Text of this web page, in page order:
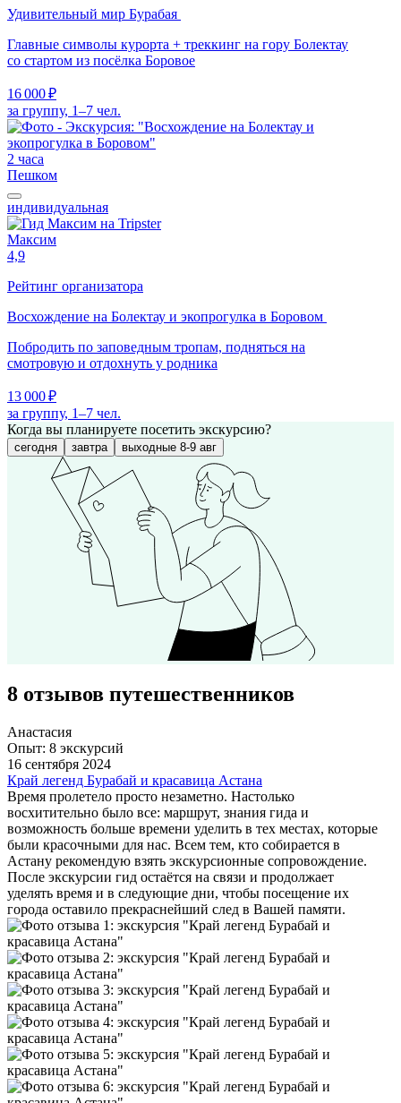
Удивительный мир Бурабая
Главные символы курорта + треккинг на гору Болектау
со стартом из посёлка Боровое
16 000 ₽
за группу, 1–7 чел.
2 часа
Пешком
индивидуальная
Максим
4,9
Рейтинг организатора
Восхождение на Болектау и экопрогулка в Боровом
Побродить по заповедным тропам, подняться на
смотровую и отдохнуть у родника
13 000 ₽
за группу, 1–7 чел.
Когда вы планируете посетить экскурсию?
сегодня завтра выходные 8-9 авг
8 отзывов путешественников
Анастасия
Опыт: 8 экскурсий
16 сентября 2024
Край легенд Бурабай и красавица Астана
Время пролетело просто незаметно. Настолько
восхитительно было все: маршрут, знания гида и
возможность больше времени уделить в тех местах, которые
были красочными для нас. Всем тем, кто собирается в
Астану рекомендую взять экскурсионные сопровождение.
После экскурсии гид остаётся на связи и продолжает
уделять время и в следующие дни, чтобы посещение их
города оставило прекраснейший след в Вашей памяти.